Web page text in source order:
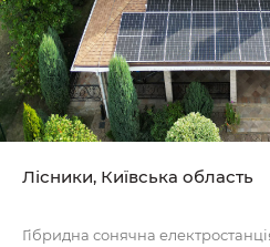
Лісники, Київська область
Гібридна сонячна